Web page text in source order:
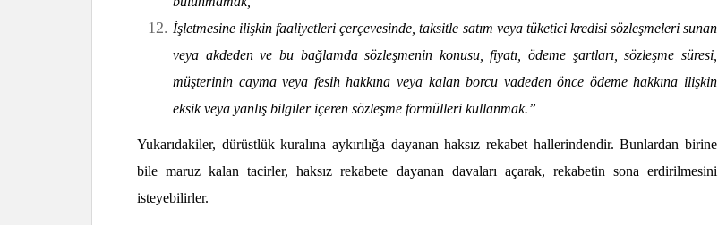
İşletmesine ilişkin faaliyetleri çerçevesinde, taksitle satım veya tüketici kredisi sözleşmeleri sunan
veya akdeden ve bu bağlamda sözleşmenin konusu, fiyatı, ödeme şartları, sözleşme süresi,
müşterinin cayma veya fesih hakkına veya kalan borcu vadeden önce ödeme hakkına ilişkin
eksik veya yanlış bilgiler içeren sözleşme formülleri kullanmak.”
Yukarıdakiler, dürüstlük kuralına aykırılığa dayanan haksız rekabet hallerindendir. Bunlardan birine
bile maruz kalan tacirler, haksız rekabete dayanan davaları açarak, rekabetin sona erdirilmesini
isteyebilirler.